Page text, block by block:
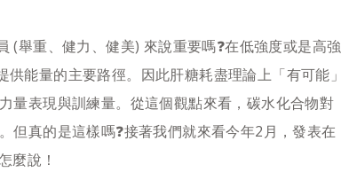
(舉重、健力、健美) 來說重要嗎❓在低強度或是高強
能量的主要路徑。因此肝糖耗盡理論上「有可能」
量表現與訓練量。從這個觀點來看，碳水化合物對
但真的是這樣嗎❓接著我們就來看今年2月，發表在
麼說！